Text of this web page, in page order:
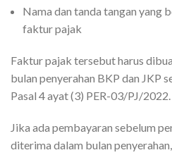
Nama dan tanda tangan yang
faktur pajak
Faktur pajak tersebut harus
bulan penyerahan BKP dan JKP
Pasal 4 ayat (3) PER-03/PJ/2022.
Jika ada pembayaran sebelum
diterima dalam bulan